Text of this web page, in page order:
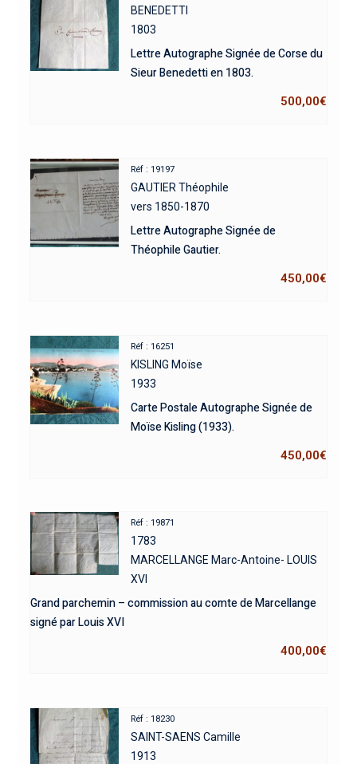
BENEDETTI
1803
Lettre Autographe Signée de Corse du
Sieur Benedetti en 1803.
500,00€
Réf : 19197
GAUTIER Théophile
vers 1850-1870
Lettre Autographe Signée de
Théophile Gautier.
450,00€
Réf : 16251
KISLING Moïse
1933
Carte Postale Autographe Signée de
Moïse Kisling (1933).
450,00€
Réf : 19871
1783
MARCELLANGE Marc-Antoine- LOUIS
XVI
Grand parchemin – commission au comte de Marcellange
signé par Louis XVI
400,00€
Réf : 18230
SAINT-SAENS Camille
1913